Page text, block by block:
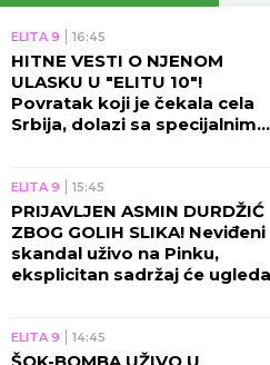
ELITA 9 16:45
HITNE VESTI O NJENOM
ULASKU U "ELITU 10"!
Povratak koji je čekala cela
Srbija, dolazi sa specijalnim
ELITA 9 15:45
PRIJAVLJEN ASMIN DURDŽIĆ
ZBOG GOLIH SLIKA! Neviđeni
skandal uživo na Pinku,
eksplicitan sadržaj će
ELITA 9 14:45